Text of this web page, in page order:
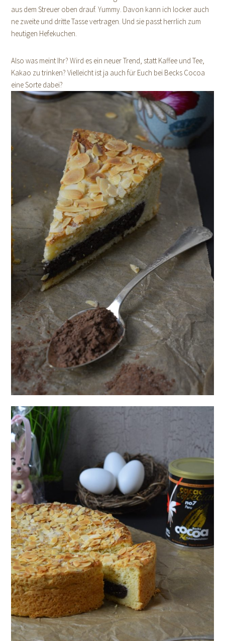
aus dem Streuer oben drauf. Yummy. Davon kann ich locker auch
ne zweite und dritte Tasse vertragen. Und sie passt herrlich zum
heutigen Hefekuchen.
Also was meint Ihr? Wird es ein neuer Trend, statt Kaffee und Tee,
Kakao zu trinken? Vielleicht ist ja auch für Euch bei Becks Cocoa
eine Sorte dabei?